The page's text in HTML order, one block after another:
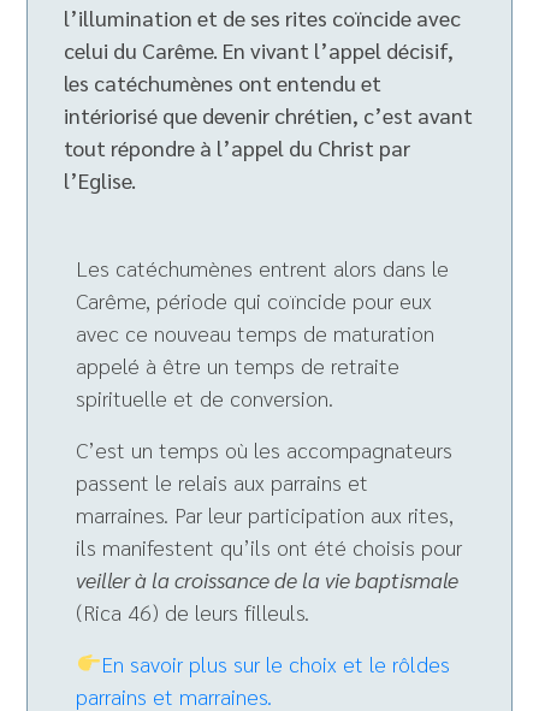
l’illumination et de ses rites coïncide avec
celui du Carême. En vivant l’appel décisif,
les catéchumènes ont entendu et
intériorisé que devenir chrétien, c’est avant
tout répondre à l’appel du Christ par
l’Eglise.
Les catéchumènes entrent alors dans le
Carême, période qui coïncide pour eux
avec ce nouveau temps de maturation
appelé à être un temps de retraite
spirituelle et de conversion.
C’est un temps où les accompagnateurs
passent le relais aux parrains et
marraines. Par leur participation aux rites,
ils manifestent qu’ils ont été choisis pour
veiller à la croissance de la vie baptismale
(Rica 46) de leurs filleuls.
En savoir plus sur le choix et le rôldes
parrains et marraines.